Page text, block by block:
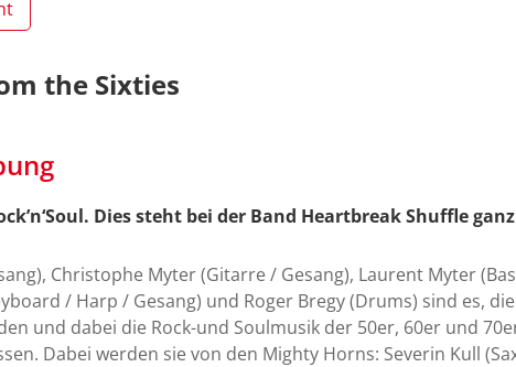
the Sixties
Dies steht bei der Band Heartbreak Shuffle ganz
Christophe Myter (Gitarre / Gesang), Laurent Myter
/ Harp / Gesang) und Roger Bregy (Drums) sind es, die
und dabei die Rock-und Soulmusik der 50er, 60er und
Dabei werden sie von den Mighty Horns: Severin Kull